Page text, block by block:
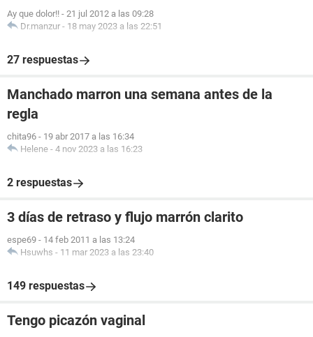
Ay que dolor!! - 21 jul 2012 a las 09:28
Dr.manzur - 18 may 2023 a las 22:51
27 respuestas
Manchado marron una semana antes de la
regla
chita96 - 19 abr 2017 a las 16:34
Helene - 4 nov 2023 a las 16:23
2 respuestas
3 días de retraso y flujo marrón clarito
espe69 - 14 feb 2011 a las 13:24
Hsuwhs - 11 mar 2023 a las 23:40
149 respuestas
Tengo picazón vaginal